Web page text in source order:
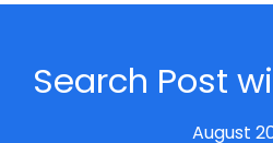
Search Post
August